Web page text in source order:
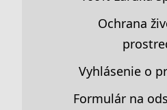
Ochrana
Vyhlásenie o
Formulár na